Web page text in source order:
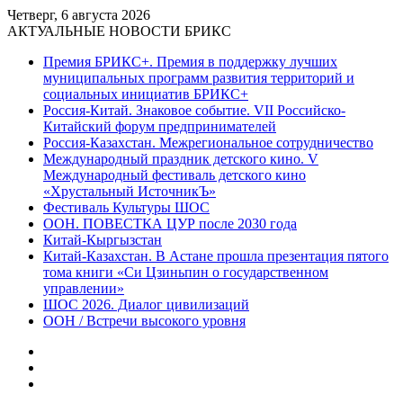
Четверг, 6 августа 2026
АКТУАЛЬНЫЕ НОВОСТИ БРИКС
Премия БРИКС+. Премия в поддержку лучших
муниципальных программ развития территорий и
социальных инициатив БРИКС+
Россия-Китай. Знаковое событие. VII Российско-
Китайский форум предпринимателей
Россия-Казахстан. Межрегиональное сотрудничество
Международный праздник детского кино. V
Международный фестиваль детского кино
«Хрустальный ИсточникЪ»
Фестиваль Культуры ШОС
ООН. ПОВЕСТКА ЦУР после 2030 года
Китай-Кыргызстан
Китай-Казахстан. В Астане прошла презентация пятого
тома книги «Си Цзиньпин о государственном
управлении»
ШОС 2026. Диалог цивилизаций
ООН / Встречи высокого уровня